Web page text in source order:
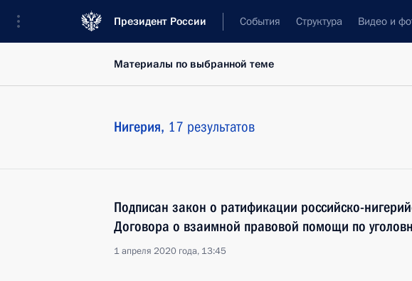
Президент России События Структура Видео и
Материалы по выбранной теме
Нигерия, 17 результатов
Подписан закон о ратификации российско-
Договора о взаимной правовой помощи по
1 апреля 2020 года, 13:45